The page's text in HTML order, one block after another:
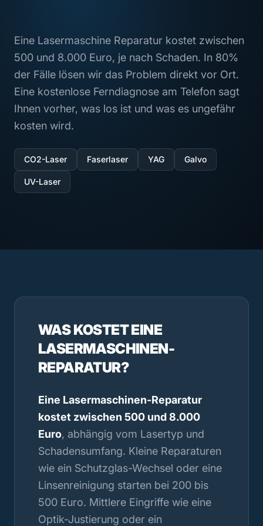
SERVICES
LASERTYPEN
SOFORTHILFE
Eine Lasermaschine Reparatur kostet zwischen
500 und 8.000 Euro, je nach Schaden. In 80%
der Fälle lösen wir das Problem direkt vor Ort.
Eine kostenlose Ferndiagnose am Telefon sagt
Ihnen vorher, was los ist und was es ungefähr
kosten wird.
CO2-Laser Faserlaser YAG Galvo
UV-Laser
WAS KOSTET EINE
LASERMASCHINEN-
REPARATUR?
Eine Lasermaschinen-Reparatur
kostet zwischen 500 und 8.000
Euro, abhängig vom Lasertyp und
Schadensumfang. Kleine Reparaturen
wie ein Schutzglas-Wechsel oder eine
Linsenreinigung starten bei 200 bis
500 Euro. Mittlere Eingriffe wie eine
Optik-Justierung oder ein